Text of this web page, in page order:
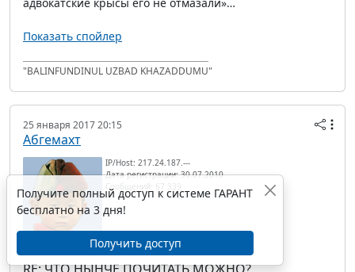
Показать спойлер
"BALINFUNDINUL UZBAD KHAZADDUMU"
25 января 2017 20:15
Абгемахт
IP/Host: 217.24.187.---
Дата регистрации: 30.07.2010
Сообщений: 67 339
Получите полный доступ к системе ГАРАНТ
бесплатно на 3 дня!
Получить доступ